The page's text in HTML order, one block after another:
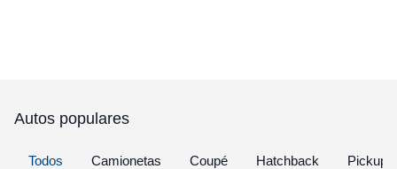
Autos populares
Todos Camionetas Coupé Hatchback Pickup